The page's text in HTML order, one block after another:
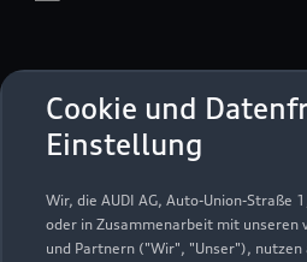
Cookie und
Einstellung
Wir, die AUDI AG, Auto-Union-
oder in Zusammenarbeit mit unseren
und Partnern ("Wir", "Unser"),
Öffnungszeiten
Geschlossen ,öffnet am